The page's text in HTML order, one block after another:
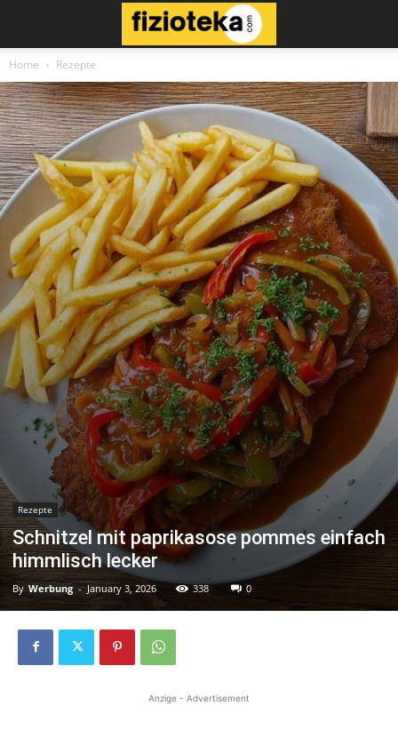
Home Rezepte
Rezepte
Schnitzel mit paprikasose pommes einfach
himmlisch lecker
By Werbung - January 3, 2026 338 0
Anzige - Advertisement